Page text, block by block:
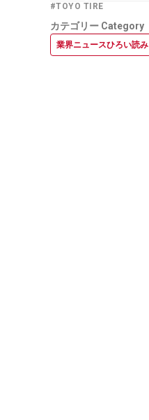
#TOYO TIRE
カテゴリー Category
業界ニュースひろい読み